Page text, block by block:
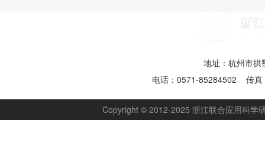
地址：杭州市拱
电话：0571-85284502 传
Copyright © 2012-2025 浙江联合应用科